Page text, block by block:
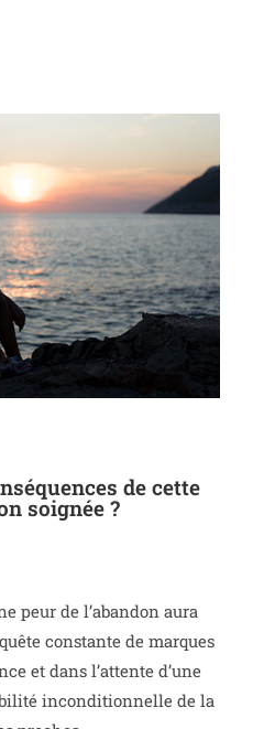
de cette
soignée ?
peur de l’abandon aura
constante de marques
et dans l’attente d’une
inconditionnelle de la